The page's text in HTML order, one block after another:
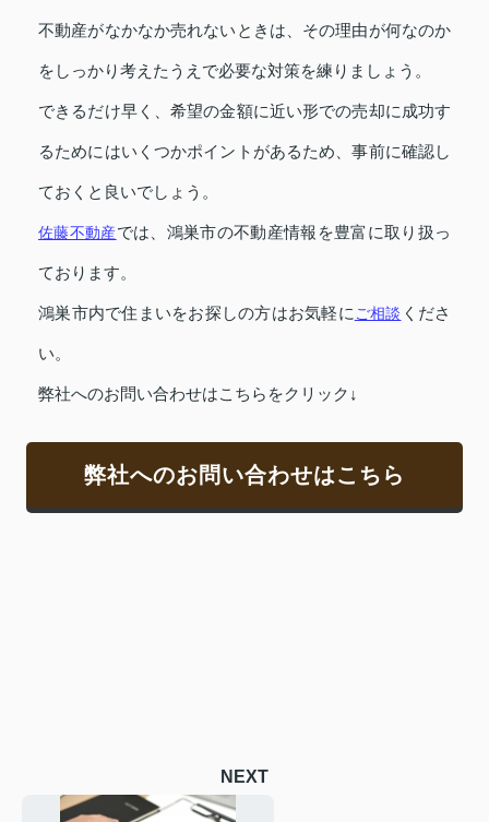
不動産がなかなか売れないときは、その理由が何なのか
をしっかり考えたうえで必要な対策を練りましょう。
できるだけ早く、希望の金額に近い形での売却に成功す
るためにはいくつかポイントがあるため、事前に確認し
ておくと良いでしょう。
佐藤不動産では、鴻巣市の不動産情報を豊富に取り扱っ
ております。
鴻巣市内で住まいをお探しの方はお気軽に ご相談 くださ
い。
弊社へのお問い合わせはこちらをクリック↓
弊社へのお問い合わせはこちら
NEXT